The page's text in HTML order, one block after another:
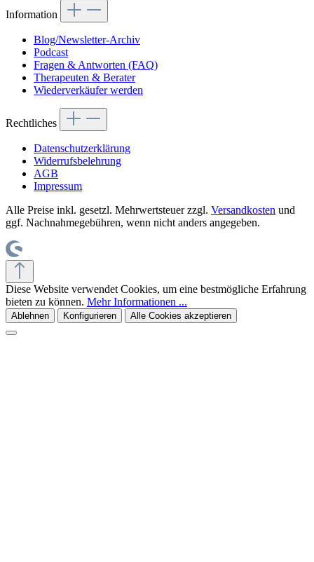
Information
Blog/Newsletter-Archiv
Podcast
Fragen & Antworten (FAQ)
Therapeuten & Berater
Wiederverkäufer werden
Rechtliches
Datenschutzerklärung
Widerrufsbelehrung
AGB
Impressum
Alle Preise inkl. gesetzl. Mehrwertsteuer zzgl. Versandkosten und
ggf. Nachnahmegebühren, wenn nicht anders angegeben.
Diese Website verwendet Cookies, um eine bestmögliche Erfahrung
bieten zu können. Mehr Informationen ...
Ablehnen Konfigurieren Alle Cookies akzeptieren